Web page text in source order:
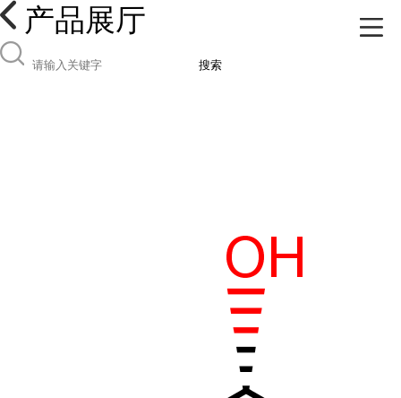
产品展厅
搜索